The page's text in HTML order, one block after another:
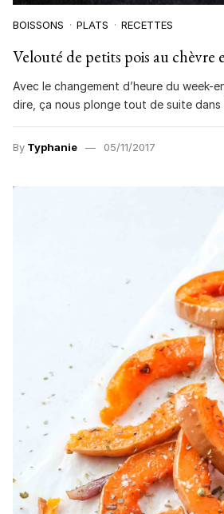
BOISSONS PLATS RECETTES
Velouté de petits pois au chèvre
Avec le changement d’heure du week-
dire, ça nous plonge tout de suite dans
By Typhanie 05/11/2017